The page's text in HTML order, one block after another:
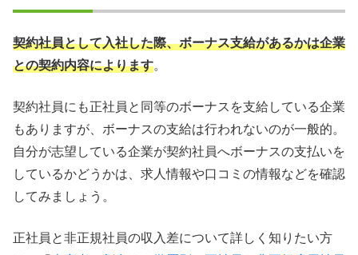
契約社員がボーナス以外で収入を増やす3つの方法
【まとめ】収入を増やしたいなら契約社員から正社員にな
るのがおすすめ
契約社員のボーナスに関するQ＆A
契約社員として入社した際、ボーナス支給があるかは企業
との契約内容によります。
契約社員にも正社員と同等のボーナスを支給している企業
もありますが、ボーナスの支給は行われないのが一般的。
自分が志望している企業が契約社員へボーナスの支払いを
しているかどうかは、求人情報や口コミの情報などを確認
してみましょう。
正社員と非正規社員の収入差について詳しく知りたい方